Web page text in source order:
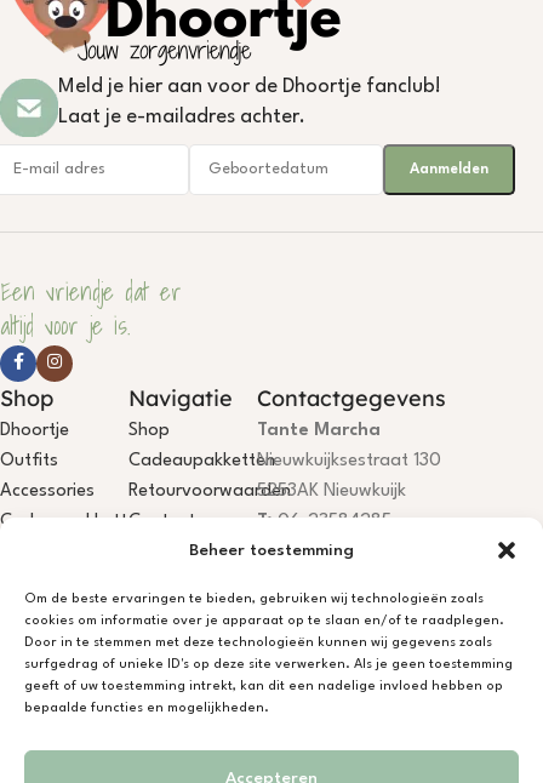
Beheer toestemming
Om de beste ervaringen te bieden, gebruiken wij technologieën zoals
cookies om informatie over je apparaat op te slaan en/of te raadplegen.
Door in te stemmen met deze technologieën kunnen wij gegevens zoals
surfgedrag of unieke ID's op deze site verwerken. Als je geen toestemming
geeft of uw toestemming intrekt, kan dit een nadelige invloed hebben op
bepaalde functies en mogelijkheden.
Accepteren
Meld je hier aan voor de Dhoortje fanclub!
Laat je e-mailadres achter.
Een vriendje dat er
altijd voor je is.
Shop
Dhoortje
Outfits
Accessories
Cadeaupakketten
Navigatie
Shop
Cadeaupakketten
Retourvoorwaarden
Contact
Contactgegevens
Tante Marcha
Nieuwkuijksestraat 130
5253AK Nieuwkuijk
T: 06-23584285
E:info@dhoortje.nl
BTW:
NL001785467B84
IBAN:NL75KNAB0406694044
Dhoortje Atelier is open, je bent
welkom! Niet aanwezig? App/bel